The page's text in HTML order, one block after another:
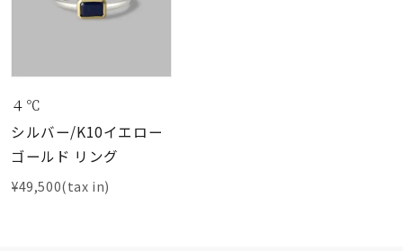
４℃
シルバー/K10イエロー
ゴールド リング
¥49,500(tax in)